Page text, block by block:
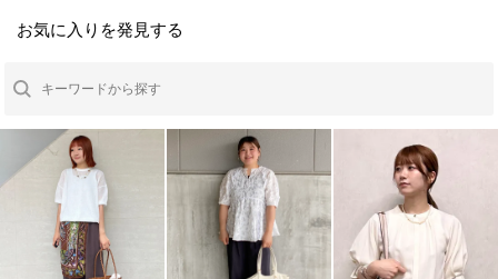
お気に入りを発見する